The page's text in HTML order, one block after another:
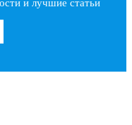
и лучшие статьи